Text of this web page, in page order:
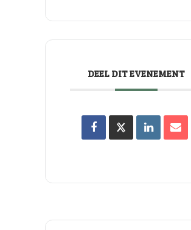
DEEL DIT EVENEMENT